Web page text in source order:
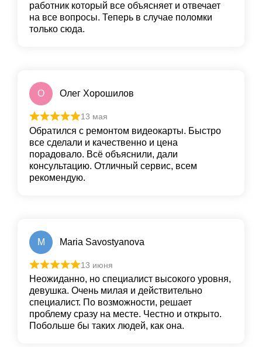
работник который все объясняет и отвечает
на все вопросы. Теперь в случае поломки
только сюда.
О Олег Хорошилов
13 мая
Обратился с ремонтом видеокарты. Быстро
все сделали и качественно и цена
порадовало. Всё объяснили, дали
консультацию. Отличный сервис, всем
рекомендую.
M Maria Savostyanova
13 июня
Неожиданно, но специалист высокого уровня,
девушка. Очень милая и действительно
специалист. По возможности, решает
проблему сразу на месте. Честно и открыто.
Побольше бы таких людей, как она.